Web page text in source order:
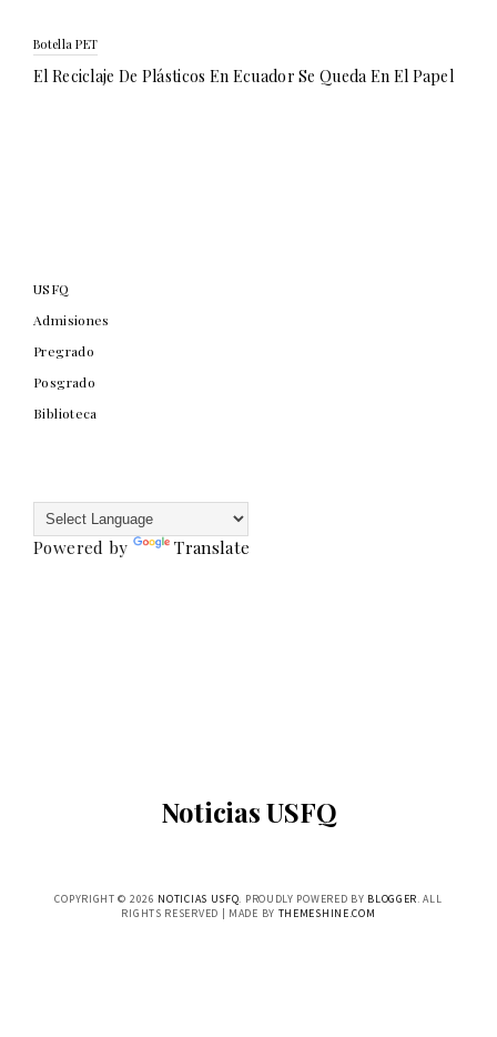
Botella PET
El Reciclaje De Plásticos En Ecuador Se Queda En El Papel
USFQ
Admisiones
Pregrado
Posgrado
Biblioteca
Powered by Translate
Noticias USFQ
COPYRIGHT © 2026 NOTICIAS USFQ. PROUDLY POWERED BY BLOGGER. ALL
RIGHTS RESERVED | MADE BY THEMESHINE.COM